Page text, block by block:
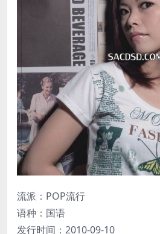
流派：POP流行
语种：国语
发行时间：2010-09-10